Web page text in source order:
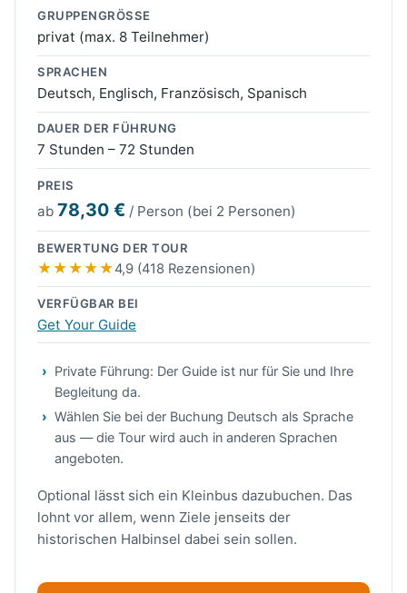
GRUPPENGRÖSSE
privat (max. 8 Teilnehmer)
SPRACHEN
Deutsch, Englisch, Französisch, Spanisch
DAUER DER FÜHRUNG
7 Stunden – 72 Stunden
PREIS
ab 78,30 € / Person (bei 2 Personen)
BEWERTUNG DER TOUR
4,9 (418 Rezensionen)
VERFÜGBAR BEI
Get Your Guide
Private Führung: Der Guide ist nur für Sie und Ihre
Begleitung da.
Wählen Sie bei der Buchung Deutsch als Sprache
aus — die Tour wird auch in anderen Sprachen
angeboten.
Optional lässt sich ein Kleinbus dazubuchen. Das
lohnt vor allem, wenn Ziele jenseits der
historischen Halbinsel dabei sein sollen.